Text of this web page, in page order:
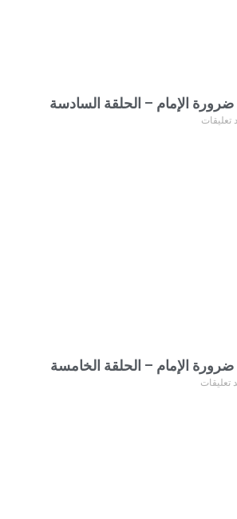
ضرورة الإمام – الحلقة السادسة
تعليقات
ضرورة الإمام – الحلقة الخامسة
تعليقات